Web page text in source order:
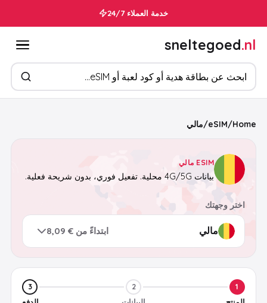
خدمة العملاء 24/7
sneltegoed.nl
ابحث عن المنتجات
Home
/
eSIM
/مالي
ESIM مالي
بيانات 4G/5G محلية. تفعيل فوري، بدون شريحة فعلية.
اختر وجهتك
ابتداءً من € 8,09
1
2
3